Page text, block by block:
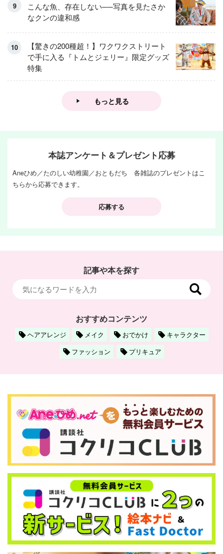
こんな魚、存在しない──写真を見たさか
なクンの違和感
【驚きの200種超！】ワクワクストリート
で手に入る『トムとジェリー』限定グッズ
特集
もっと見る
本誌アンケート＆プレゼント応募
Aneひめ／たのしい幼稚園／おともだち 各雑誌のプレゼントはこ
ちらから応募できます。
応募する
記事や本を探す
おすすめコンテンツ
ヘアアレンジ メイク おでかけ
キャラクター
ファッション
プリキュア